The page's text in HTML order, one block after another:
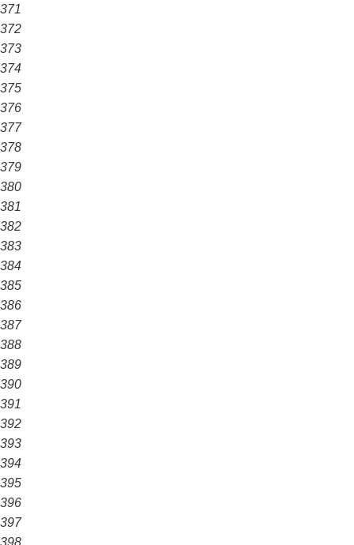
371
372
373
374
375
376
377
378
379
380
381
382
383
384
385
386
387
388
389
390
391
392
393
394
395
396
397
398